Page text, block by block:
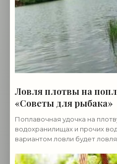
Ловля плотвы на
«Советы для рыбака»
Поплавочная удочка на
водохранилищах и прочих
вариантом ловли будет
или осоки.